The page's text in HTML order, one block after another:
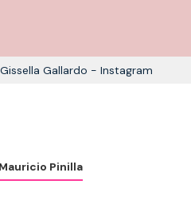
Gissella Gallardo - Instagram
Mauricio Pinilla